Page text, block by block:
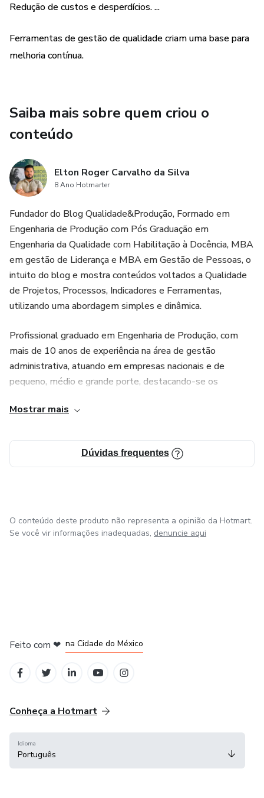
Redução de custos e desperdícios. ...
Ferramentas de gestão de qualidade criam uma base para
melhoria contínua.
Saiba mais sobre quem criou o
conteúdo
Elton Roger Carvalho da Silva
8 Ano Hotmarter
Fundador do Blog Qualidade&Produção, Formado em
Engenharia de Produção com Pós Graduação em
Engenharia da Qualidade com Habilitação à Docência, MBA
em gestão de Liderança e MBA em Gestão de Pessoas, o
intuito do blog e mostra conteúdos voltados a Qualidade
de Projetos, Processos, Indicadores e Ferramentas,
utilizando uma abordagem simples e dinâmica.
Profissional graduado em Engenharia de Produção, com
mais de 10 anos de experiência na área de gestão
administrativa, atuando em empresas nacionais e de
pequeno, médio e grande porte, destacando-se os
Civil e Mobilidade.
Mostrar mais
Dúvidas frequentes
O conteúdo deste produto não representa a opinião da Hotmart.
Se você vir informações inadequadas, denuncie aqui
Feito com ❤ na Cidade do México
Conheça a Hotmart
Idioma
Português